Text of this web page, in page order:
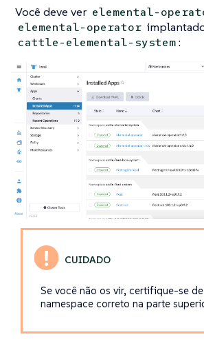
Você deve ver elemental-
elemental-operator
cattle-elemental-system:
Se você não os vir, certifique-se
namespace correto na parte